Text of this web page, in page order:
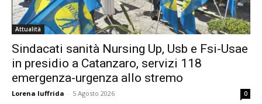
Attualità
Sindacati sanità Nursing Up, Usb e Fsi-Usae
in presidio a Catanzaro, servizi 118
emergenza-urgenza allo stremo
Lorena Iuffrida - 5 Agosto 2026 0